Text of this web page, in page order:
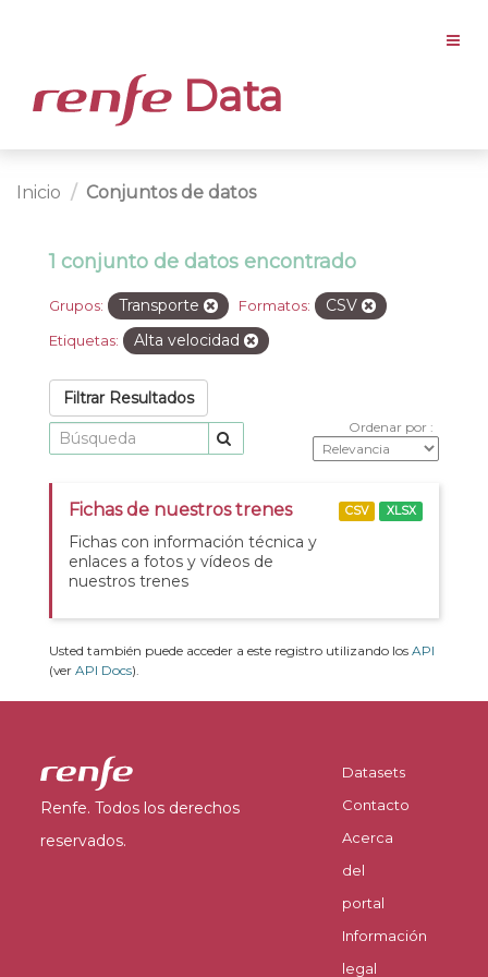
Data
Inicio Conjuntos de datos
1 conjunto de datos encontrado
Grupos: Transporte Formatos: CSV
Etiquetas: Alta velocidad
Filtrar Resultados
Ordenar por
Fichas de nuestros trenes
Fichas con información técnica y
enlaces a fotos y vídeos de
nuestros trenes
CSV XLSX
Usted también puede acceder a este registro utilizando los API
(ver API Docs).
Renfe. Todos los derechos
reservados.
Datasets
Contacto
Acerca
del
portal
Información
legal